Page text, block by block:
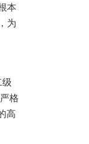
本
为
格
高